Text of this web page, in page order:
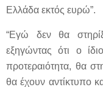
Ελλάδα εκτός ευρώ”.
“Εγώ δεν θα
εξηγώντας ότι ο
προτεραιότητα, θα
θα έχουν αντίκτυπο